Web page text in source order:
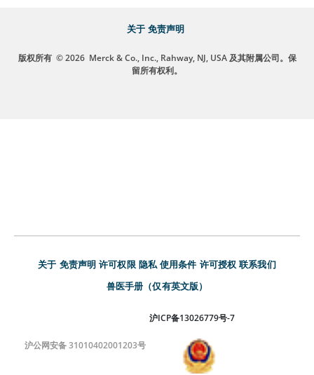
关于 免责声明
版权所有 © 2026 Merck & Co., Inc., Rahway, NJ, USA 及其附属公司。保
留所有权利。
关于 免责声明 许可权限 隐私 使用条件 许可授权 联系我们
兽医手册（仅有英文版）
沪ICP备13026779号-7
沪公网安备 31010402001203号